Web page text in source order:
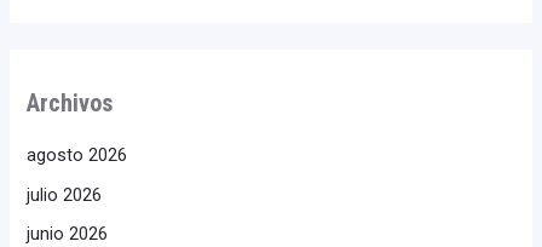
Archivos
agosto 2026
julio 2026
junio 2026